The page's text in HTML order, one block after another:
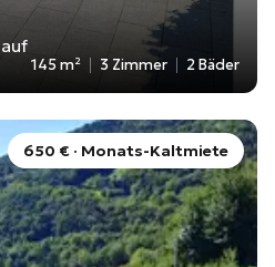
145 m² 3 Zimmer 2 Bäder
650 € · Monats-Kaltmiete